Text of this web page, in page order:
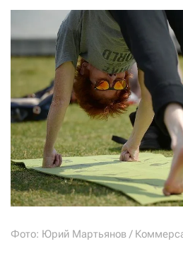
Фото: Юрий Мартьянов /